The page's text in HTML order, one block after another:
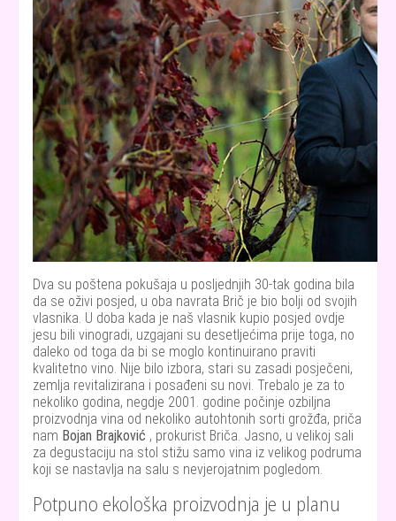
Dva su poštena pokušaja u posljednjih 30-tak godina bila
da se oživi posjed, u oba navrata Brič je bio bolji od svojih
vlasnika. U doba kada je naš vlasnik kupio posjed ovdje
jesu bili vinogradi, uzgajani su desetljećima prije toga, no
daleko od toga da bi se moglo kontinuirano praviti
kvalitetno vino. Nije bilo izbora, stari su zasadi posječeni,
zemlja revitalizirana i posađeni su novi. Trebalo je za to
nekoliko godina, negdje 2001. godine počinje ozbiljna
proizvodnja vina od nekoliko autohtonih sorti grožđa, priča
nam Bojan Brajković , prokurist Briča. Jasno, u velikoj sali
za degustaciju na stol stižu samo vina iz velikog podruma
koji se nastavlja na salu s nevjerojatnim pogledom.
Potpuno ekološka proizvodnja je u planu